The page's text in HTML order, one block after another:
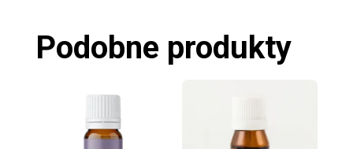
Podobne produkty